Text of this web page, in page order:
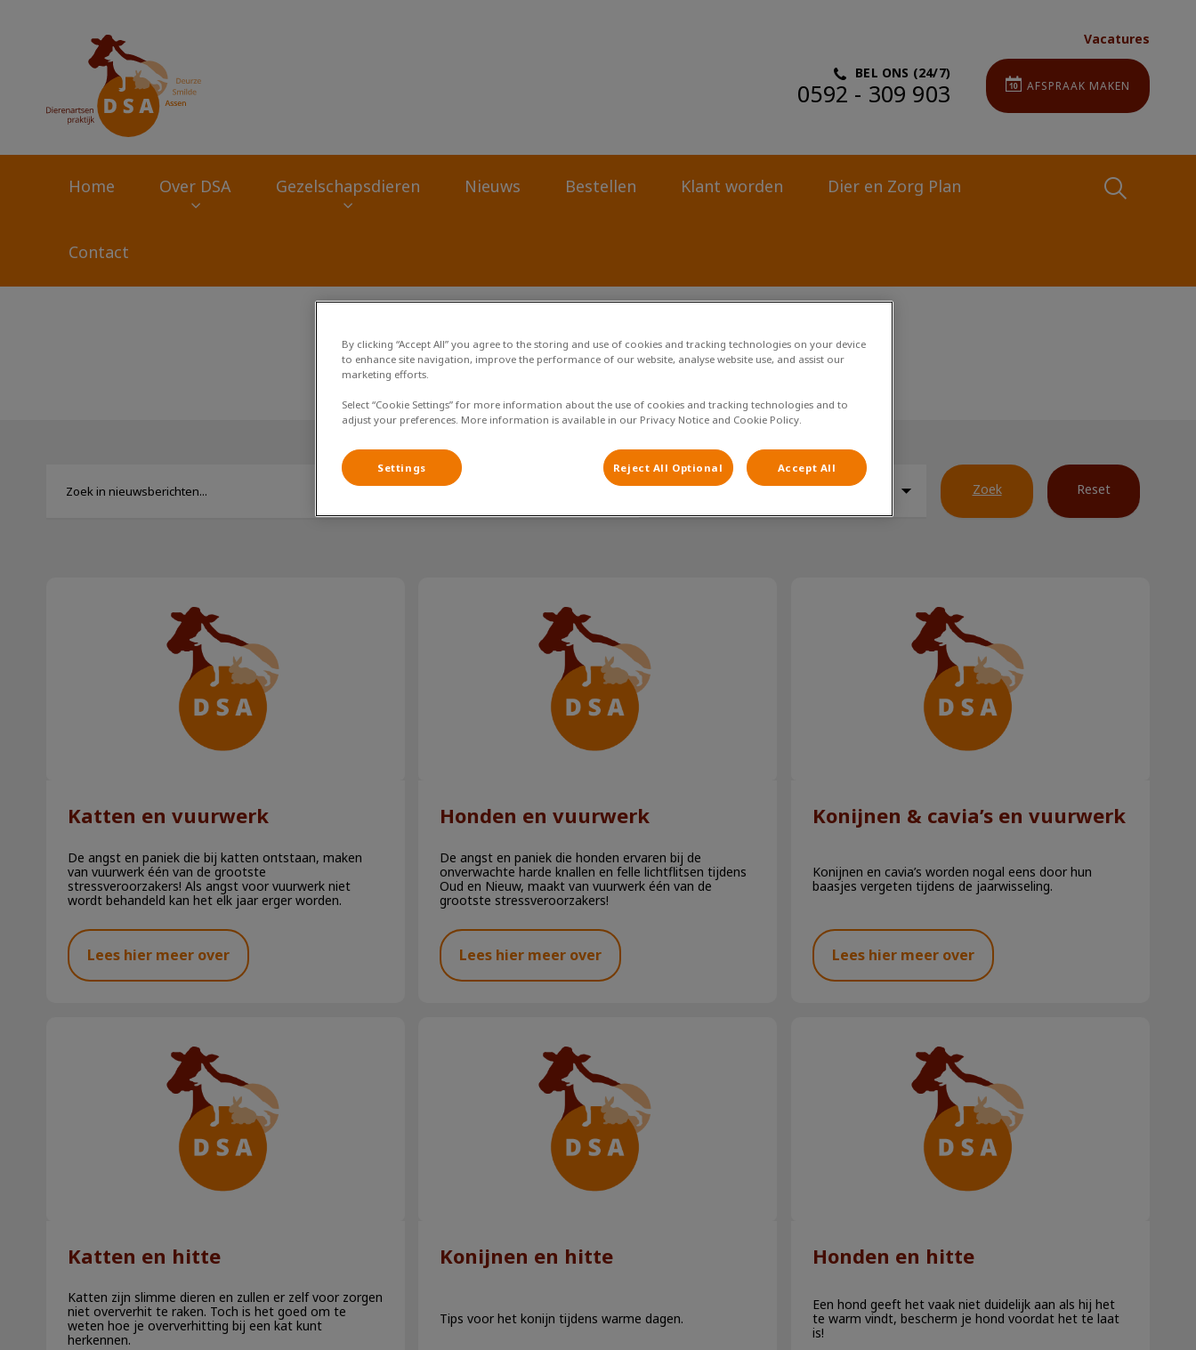
Vacatures
BEL ONS (24/7)
0592 - 309 903 AFSPRAAK MAKEN
Home Over DSA Gezelschapsdieren Nieuws Bestellen Klant worden Dier en Zorg Plan
Contact
Filteren met Zoek Reset
Katten en vuurwerk
De angst en paniek die bij katten ontstaan, maken
van vuurwerk één van de grootste
stressveroorzakers! Als angst voor vuurwerk niet
wordt behandeld kan het elk jaar erger worden.
Lees hier meer over
Honden en vuurwerk
De angst en paniek die honden ervaren bij de
onverwachte harde knallen en felle lichtflitsen tijdens
Oud en Nieuw, maakt van vuurwerk één van de
grootste stressveroorzakers!
Lees hier meer over
Konijnen & cavia’s en vuurwerk
Konijnen en cavia’s worden nogal eens door hun
baasjes vergeten tijdens de jaarwisseling.
Lees hier meer over
Katten en hitte
Katten zijn slimme dieren en zullen er zelf voor zorgen
niet oververhit te raken. Toch is het goed om te
weten hoe je oververhitting bij een kat kunt
herkennen.
Konijnen en hitte
Tips voor het konijn tijdens warme dagen.
Honden en hitte
Een hond geeft het vaak niet duidelijk aan als hij het
te warm vindt, bescherm je hond voordat het te laat
is!
By clicking “Accept All” you agree to the storing and use of cookies and tracking technologies on your device
to enhance site navigation, improve the performance of our website, analyse website use, and assist our
marketing efforts.
Select “Cookie Settings” for more information about the use of cookies and tracking technologies and to
adjust your preferences. More information is available in our Privacy Notice and Cookie Policy.
Settings Reject All Optional Accept All